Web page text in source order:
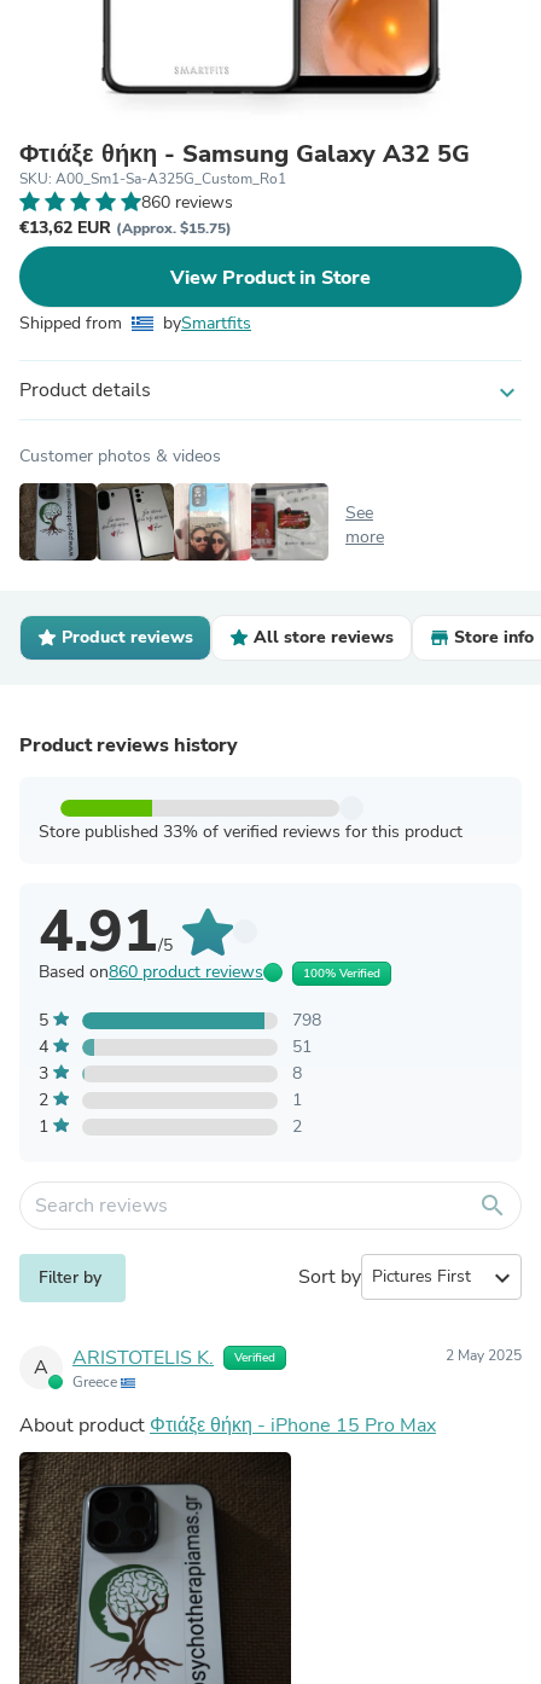
Φτιάξε θήκη - Samsung Galaxy A32 5G
SKU: A00_Sm1-Sa-A325G_Custom_Ro1
860 reviews
€13,62 EUR (Approx. $15.75)
View Product in Store
Shipped from bySmartfits
Product details expand_more
Customer photos & videos
See
more
Product reviews All store reviews Store info
Product reviews history
Store published 33% of verified reviews for this product
4.91/5
Based on860 product reviews 100% Verified
5
798
4
51
3
8
2
1
1
2
search
Filter by Sort by expand_more
A ARISTOTELIS K. Verified
Greece
2 May 2025
About product Φτιάξε θήκη - iPhone 15 Pro Max